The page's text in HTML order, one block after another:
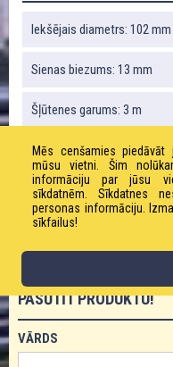
Iekšējais diametrs: 102 mm
Sienas biezums: 13 mm
Šļūtenes garums: 3 m
Savienojumi: 4 1/2 ''
Svars: 7650 g / m
Darba spiediens: 85 bāri
PASŪTĪT PRODUKTU!
VĀRDS
Mēs cenšamies
mūsu vietni. Šim
informāciju par jūsu
sīkdatnēm. Sīkdatnes
personas informāciju.
sīkfailus!